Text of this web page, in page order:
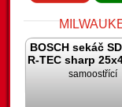
BOSCH sekáč
R-TEC sharp
samoostřící